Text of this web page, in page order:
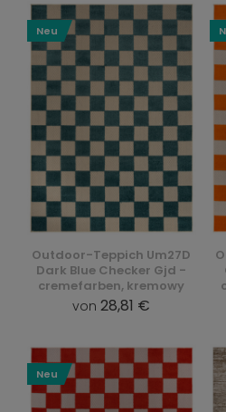
Outdoor-Teppich Um27D
Dark Blue Checker Gjd -
cremefarben, kremowy
von 28,81 €
Neu
Neu